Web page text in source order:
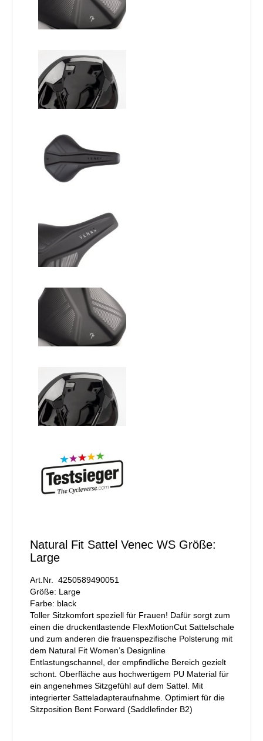
Natural Fit Sattel Venec WS Größe:
Large
Art.Nr. 4250589490051
Größe: Large
Farbe: black
Toller Sitzkomfort speziell für Frauen! Dafür sorgt zum
einen die druckentlastende FlexMotionCut Sattelschale
und zum anderen die frauenspezifische Polsterung mit
dem Natural Fit Women’s Designline
Entlastungschannel, der empfindliche Bereich gezielt
schont. Oberfläche aus hochwertigem PU Material für
ein angenehmes Sitzgefühl auf dem Sattel. Mit
integrierter Satteladapteraufnahme. Optimiert für die
Sitzposition Bent Forward (Saddlefinder B2)